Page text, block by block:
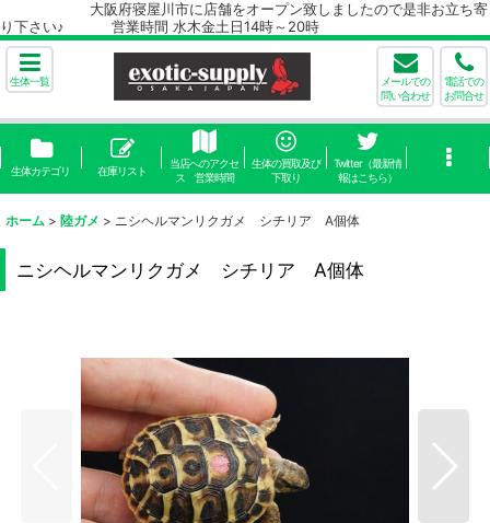
大阪府寝屋川市に店舗をオープン致しましたので是非お立ち寄
り下さい♪ 営業時間 水木金土日14時～20時
生体一覧
メールでの
問い合わせ
電話での
お問合せ
生体カテゴリ 在庫リスト
当店へのアクセ
ス 営業時間
生体の買取及び
下取り
Twitter（最新情
報はこちら）
ホーム > 陸ガメ > ニシヘルマンリクガメ シチリア A個体
ニシヘルマンリクガメ シチリア A個体